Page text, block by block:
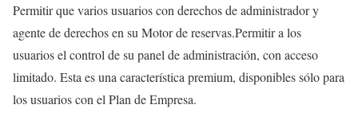
Permitir que varios usuarios con derechos de administrador y
agente de derechos en su Motor de reservas.Permitir a los
usuarios el control de su panel de administración, con acceso
limitado. Esta es una característica premium, disponibles sólo para
los usuarios con el Plan de Empresa.